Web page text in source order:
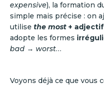
expensive), la formation
simple mais précise : on
utilise the most + adjectif
adopte les formes
bad → worst…
Voyons déjà ce que vous